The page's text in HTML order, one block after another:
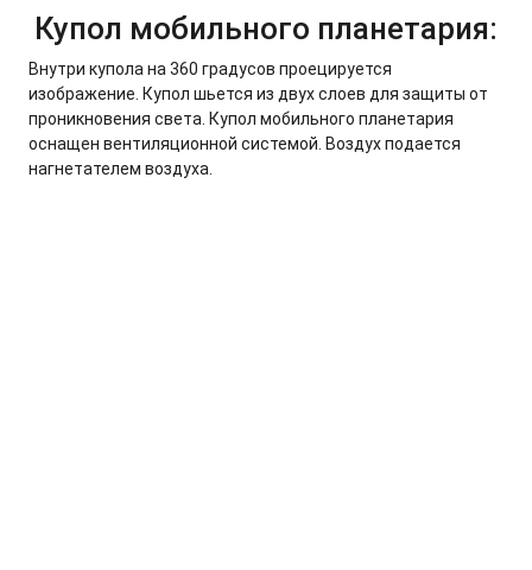
Купол мобильного планетария:
Внутри купола на 360 градусов проецируется
изображение. Купол шьется из двух слоев для защиты от
проникновения света. Купол мобильного планетария
оснащен вентиляционной системой. Воздух подается
нагнетателем воздуха.